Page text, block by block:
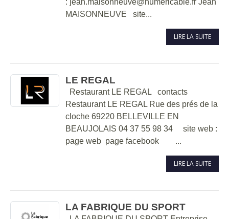
: jean.maisonneuve@numericable.fr Jean
MAISONNEUVE site...
LIRE LA SUITE
LE REGAL
Restaurant LE REGAL contacts
Restaurant LE REGAL Rue des prés de la
cloche 69220 BELLEVILLE EN
BEAUJOLAIS 04 37 55 98 34 site web :
page web page facebook ...
LIRE LA SUITE
LA FABRIQUE DU SPORT